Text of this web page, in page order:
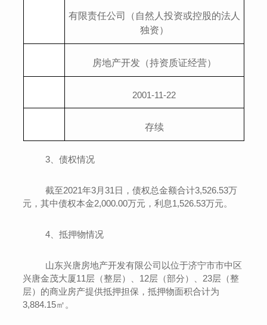
有限责任公司（自然人投资或控股的法人
独资）
房地产开发（持资质证经营）
2001-11-22
存续
3、 债权情况
截至2021年3月31 日，债权总金额合计3,526.53万
元，其中债权本金2,000.00万元，利息1,526.53万元。
4、 抵押物情况
山东兴唐房地产开发有限公司以位于济宁市市中区
兴唐金茂大厦11 层（整层） 、12层（部分） 、23层（整
层） 的商业房产提供抵押担保，抵押物面积合计为
3,884.15㎡。